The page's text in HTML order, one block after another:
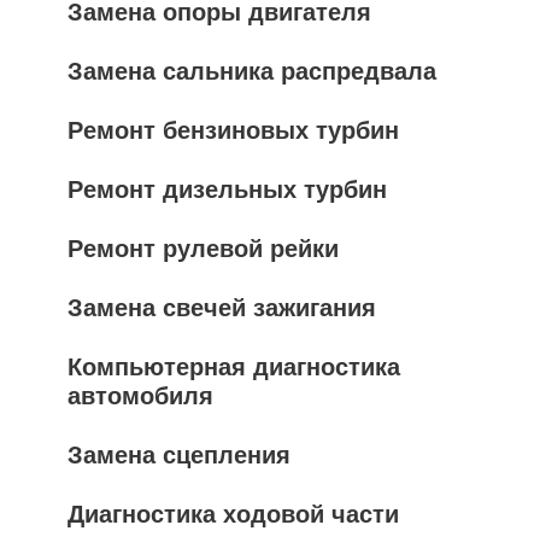
Замена опоры двигателя
Замена сальника распредвала
Ремонт бензиновых турбин
Ремонт дизельных турбин
Ремонт рулевой рейки
Замена свечей зажигания
Компьютерная диагностика
автомобиля
Замена сцепления
Диагностика ходовой части